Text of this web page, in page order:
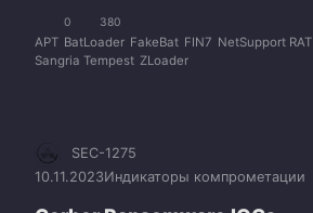
0 380
APT BatLoader FakeBat FIN7 NetSupport RAT
Sangria Tempest ZLoader
SEC-1275
10.11.2023Индикаторы компрометации